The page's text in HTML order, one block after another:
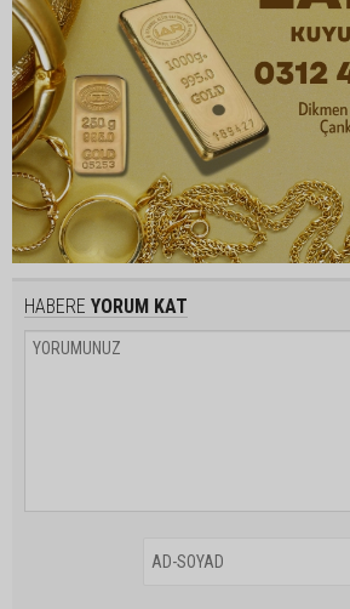
HABERE YORUM KAT